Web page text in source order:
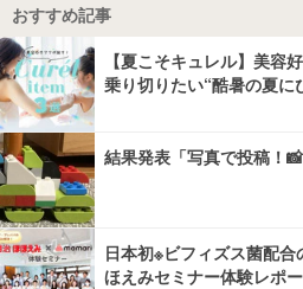
おすすめ記事
【夏こそキュレル】美容
乗り切りたい“酷暑の夏
結果発表「写真で投稿！
日本初※ビフィズス菌配
ほえみセミナー体験レポ